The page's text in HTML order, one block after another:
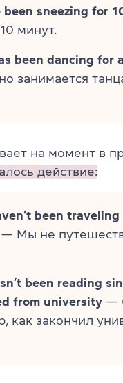
been sneezing for
минут.
been dancing for
занимается
на момент в
действие:
been traveling
— Мы не
been reading
from university —
как закончил